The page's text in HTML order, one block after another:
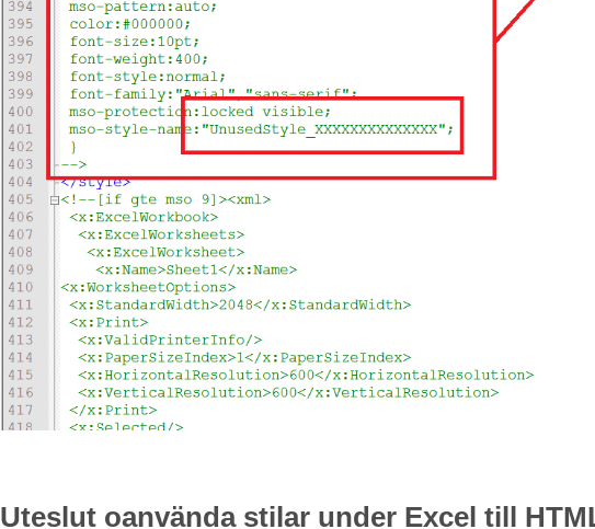
Uteslut oanvända stilar under Excel till